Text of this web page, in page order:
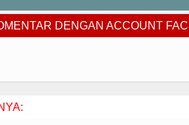
DENGAN ACCOUNT